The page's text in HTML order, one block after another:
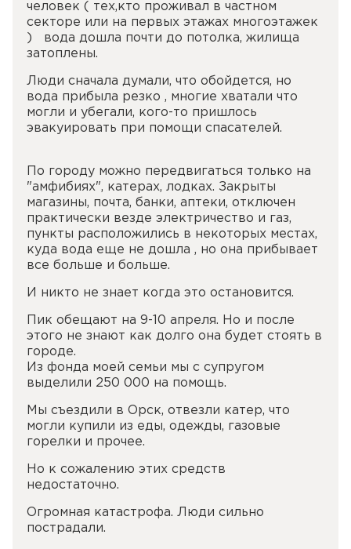
человек ( тех,кто проживал в частном
секторе или на первых этажах многоэтажек
) вода дошла почти до потолка, жилища
затоплены.
Люди сначала думали, что обойдется, но
вода прибыла резко , многие хватали что
могли и убегали, кого-то пришлось
эвакуировать при помощи спасателей.
По городу можно передвигаться только на
"амфибиях", катерах, лодках. Закрыты
магазины, почта, банки, аптеки, отключен
практически везде электричество и газ,
пункты расположились в некоторых местах,
куда вода еще не дошла , но она прибывает
все больше и больше.
И никто не знает когда это остановится.
Пик обещают на 9-10 апреля. Но и после
этого не знают как долго она будет стоять в
городе.
Из фонда моей семьи мы с супругом
выделили 250 000 на помощь.
Мы съездили в Орск, отвезли катер, что
могли купили из еды, одежды, газовые
горелки и прочее.
Но к сожалению этих средств
недостаточно.
Огромная катастрофа. Люди сильно
пострадали.